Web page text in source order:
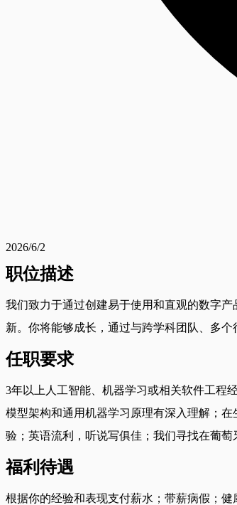
2026/6/2
职位描述
我们致力于通过创建易于使用和直观的数字
新。你将能够成长，通过与跨学科团队、多
任职要求
3年以上人工智能、机器学习或相关软件工程
模型架构和通用机器学习原理有深入理解；
验；英语流利，听说写俱佳；我们寻找在葡
福利待遇
根据你的经验和表现支付薪水；带薪病假；